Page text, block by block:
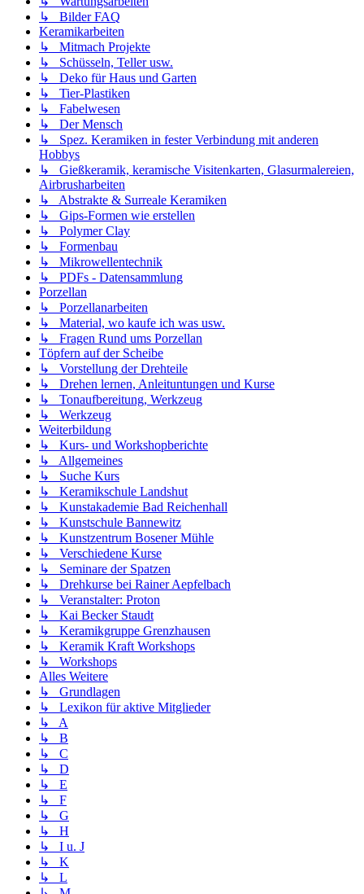
↳ Bilder FAQ
Keramikarbeiten
↳ Mitmach Projekte
↳ Schüsseln, Teller usw.
↳ Deko für Haus und Garten
↳ Tier-Plastiken
↳ Fabelwesen
↳ Der Mensch
↳ Spez. Keramiken in fester Verbindung mit anderen
Hobbys
↳ Gießkeramik, keramische Visitenkarten, Glasurmalereien,
Airbrusharbeiten
↳ Abstrakte & Surreale Keramiken
↳ Gips-Formen wie erstellen
↳ Polymer Clay
↳ Formenbau
↳ Mikrowellentechnik
↳ PDFs - Datensammlung
Porzellan
↳ Porzellanarbeiten
↳ Material, wo kaufe ich was usw.
↳ Fragen Rund ums Porzellan
Töpfern auf der Scheibe
↳ Vorstellung der Drehteile
↳ Drehen lernen, Anleituntungen und Kurse
↳ Tonaufbereitung, Werkzeug
↳ Werkzeug
Weiterbildung
↳ Kurs- und Workshopberichte
↳ Allgemeines
↳ Suche Kurs
↳ Keramikschule Landshut
↳ Kunstakademie Bad Reichenhall
↳ Kunstschule Bannewitz
↳ Kunstzentrum Bosener Mühle
↳ Verschiedene Kurse
↳ Seminare der Spatzen
↳ Drehkurse bei Rainer Aepfelbach
↳ Veranstalter: Proton
↳ Kai Becker Staudt
↳ Keramikgruppe Grenzhausen
↳ Keramik Kraft Workshops
↳ Workshops
Alles Weitere
↳ Grundlagen
↳ Lexikon für aktive Mitglieder
↳ A
↳ B
↳ C
↳ D
↳ E
↳ F
↳ G
↳ H
↳ I u. J
↳ K
↳ L